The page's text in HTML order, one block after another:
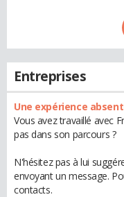
Entreprises
Une expérience
Vous avez travaillé avec
pas dans son parcours ?
N'hésitez pas à lui
envoyant un message.
contacts.